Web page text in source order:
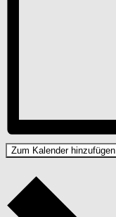
Zum Kalender hinzufügen